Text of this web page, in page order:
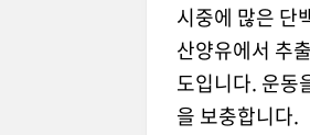
시중에 많은 단
산양유에서 추
도입니다. 운동
을 보충합니다.